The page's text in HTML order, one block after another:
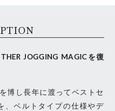
JOGGING MAGICを復
博し長年に渡ってベストセ
、ベルトタイプの仕様やデ